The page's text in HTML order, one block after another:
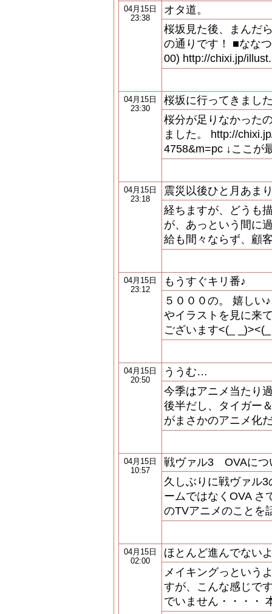
04月15日
23:38
オタ道。
桜坂見た後、まんだ
の通りです！ ■なな
00) http://chixi.jp/
04月15日
23:30
桜坂に行ってきまし
桜分が足りなかった
ました。 http://
4758&m=pc ↓ここが
04月15日
23:18
震災以後ひと月あま
経ちますが、どうも
が、あっという間に
給も間々ならず、顧
04月15日
23:12
もうすぐキリ番♪
５０００の。 嬉しい
やイラストを見に来
ございます<(_
04月15日
20:50
ううむ…
今季はアニメ当たり
後半だし、タイガー
がまさかのアニメ化
04月15日
10:57
戦ヴァル3 OVAにつ
久しぶりに戦ヴァル
ームではなくOVA さ
のTVアニメのことを
04月15日
02:00
ほとんど進んでない
メイキングっという
すが、こんな感じで
でいません・・・・